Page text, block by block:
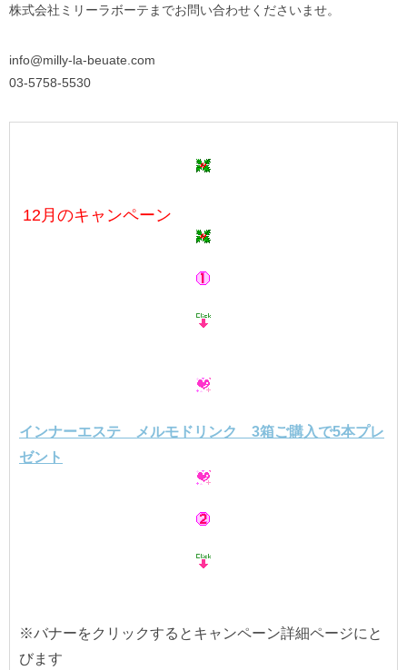
株式会社ミリーラボーテまでお問い合わせくださいませ。
info@milly-la-beuate.com
03-5758-5530
12月のキャンペーン
インナーエステ メルモドリンク 3箱ご購入で5本プレ
ゼント
※バナーをクリックするとキャンペーン詳細ページにと
びます